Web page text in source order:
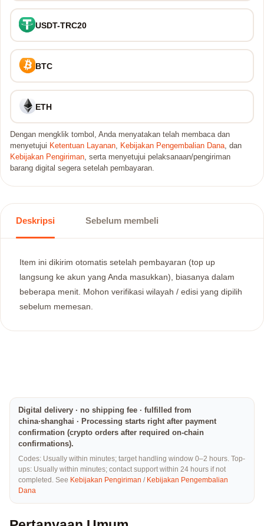
USDT-TRC20
BTC
ETH
Dengan mengklik tombol, Anda menyatakan telah membaca dan
menyetujui Ketentuan Layanan, Kebijakan Pengembalian Dana, dan
Kebijakan Pengiriman, serta menyetujui pelaksanaan/pengiriman
barang digital segera setelah pembayaran.
Deskripsi Sebelum membeli
Item ini dikirim otomatis setelah pembayaran (top up
langsung ke akun yang Anda masukkan), biasanya dalam
beberapa menit. Mohon verifikasi wilayah / edisi yang dipilih
sebelum memesan.
Digital delivery · no shipping fee · fulfilled from
china·shanghai · Processing starts right after payment
confirmation (crypto orders after required on-chain
confirmations).
Codes: Usually within minutes; target handling window 0–2 hours. Top-
ups: Usually within minutes; contact support within 24 hours if not
completed. See Kebijakan Pengiriman / Kebijakan Pengembalian
Dana